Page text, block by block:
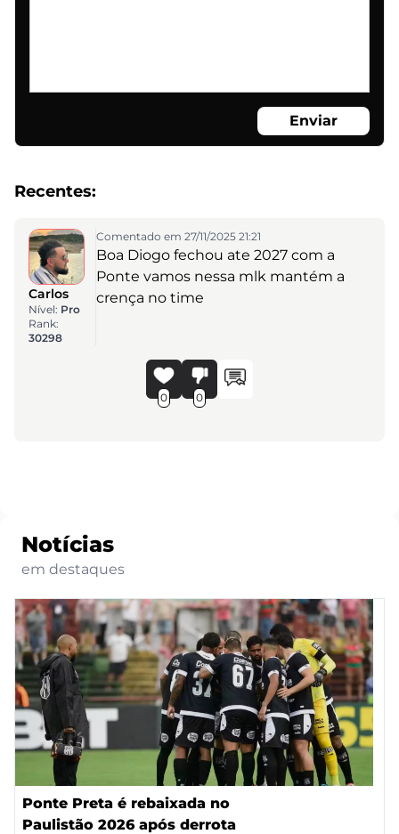
Enviar
Recentes:
Carlos
Nível: Pro
Rank:
30298
Comentado em 27/11/2025 21:21
Boa Diogo fechou ate 2027 com a
Ponte vamos nessa mlk mantém a
crença no time
0 0
Notícias
em destaques
Ponte Preta é rebaixada no
Paulistão 2026 após derrota